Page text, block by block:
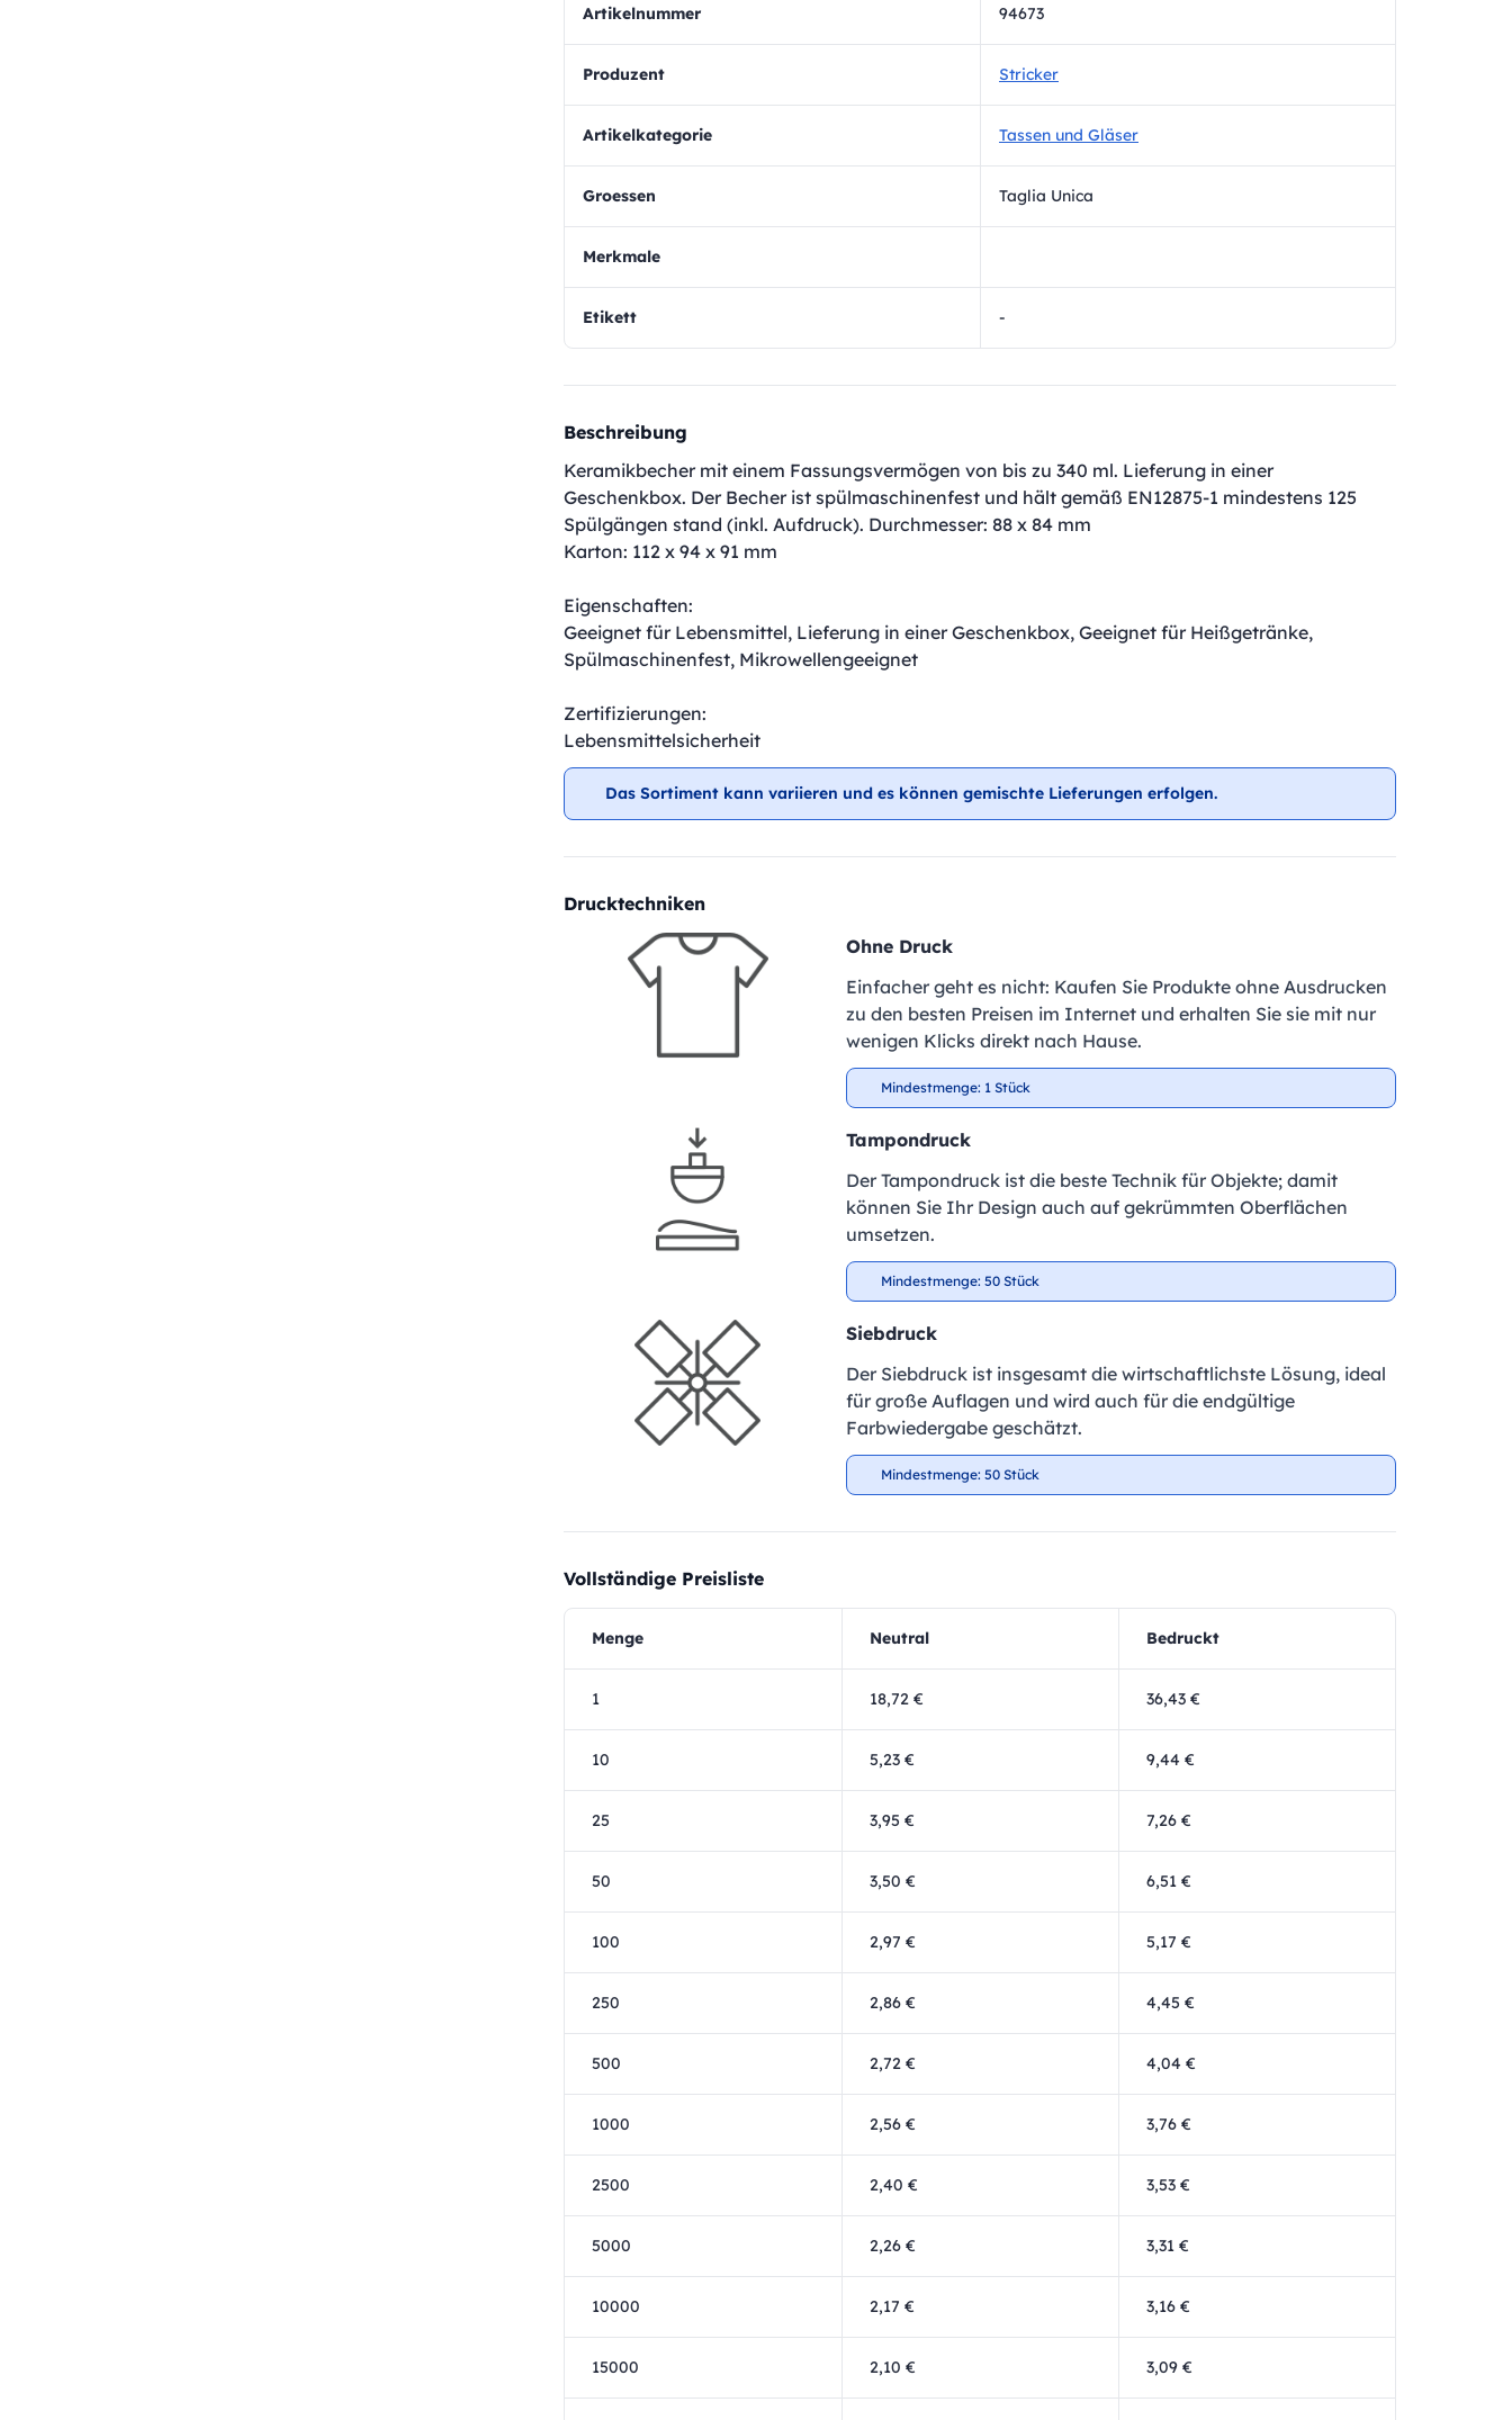
Artikelnummer 94673
Produzent Stricker
Artikelkategorie Tassen und Gläser
Groessen Taglia Unica
Merkmale
Etikett -
Beschreibung
Keramikbecher mit einem Fassungsvermögen von bis zu 340 ml. Lieferung in einer
Geschenkbox. Der Becher ist spülmaschinenfest und hält gemäß EN12875-1 mindestens 125
Spülgängen stand (inkl. Aufdruck). Durchmesser: 88 x 84 mm
Karton: 112 x 94 x 91 mm
Eigenschaften:
Geeignet für Lebensmittel, Lieferung in einer Geschenkbox, Geeignet für Heißgetränke,
Spülmaschinenfest, Mikrowellengeeignet
Zertifizierungen:
Lebensmittelsicherheit
Das Sortiment kann variieren und es können gemischte Lieferungen erfolgen.
Drucktechniken
Ohne Druck
Einfacher geht es nicht: Kaufen Sie Produkte ohne Ausdrucken
zu den besten Preisen im Internet und erhalten Sie sie mit nur
wenigen Klicks direkt nach Hause.
Mindestmenge: 1 Stück
Tampondruck
Der Tampondruck ist die beste Technik für Objekte; damit
können Sie Ihr Design auch auf gekrümmten Oberflächen
umsetzen.
Mindestmenge: 50 Stück
Siebdruck
Der Siebdruck ist insgesamt die wirtschaftlichste Lösung, ideal
für große Auflagen und wird auch für die endgültige
Farbwiedergabe geschätzt.
Mindestmenge: 50 Stück
Vollständige Preisliste
Menge Neutral Bedruckt
1 18,72 € 36,43 €
10 5,23 € 9,44 €
25 3,95 € 7,26 €
50 3,50 € 6,51 €
100 2,97 € 5,17 €
250 2,86 € 4,45 €
500 2,72 € 4,04 €
1000 2,56 € 3,76 €
2500 2,40 € 3,53 €
5000 2,26 € 3,31 €
10000 2,17 € 3,16 €
15000 2,10 € 3,09 €